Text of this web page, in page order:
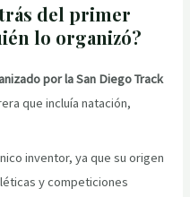
del primer
lo organizó?
por la San Diego Track
que incluía natación,
inventor, ya que su origen
y competiciones